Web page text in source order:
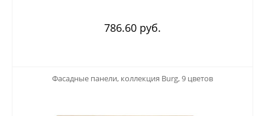
786.60 руб.
Фасадные панели, коллекция Burg, 9 цветов